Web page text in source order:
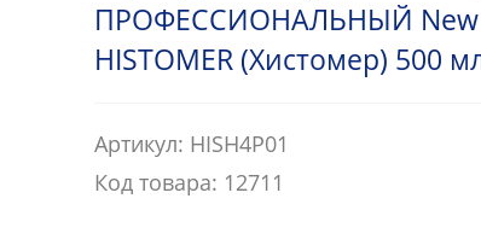
ПРОФЕССИОНАЛЬНЫЙ New
HISTOMER (Хистомер) 500
Артикул: HISH4P01
Код товара: 12711